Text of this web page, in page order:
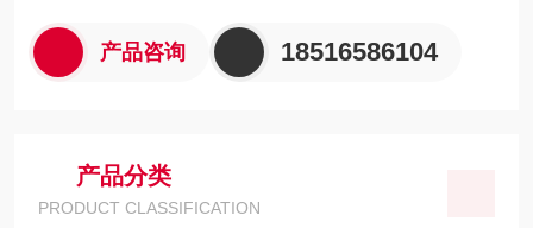
产品咨询 18516586104
产品分类
PRODUCT CLASSIFICATION